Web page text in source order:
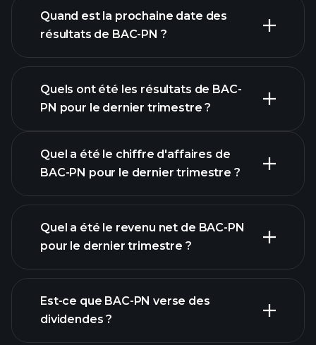
BAC-PN
Quand est la prochaine date des
résultats de BAC-PN ?
Quels ont été les résultats de BAC-
PN pour le dernier trimestre ?
les bénéfices de BAC-
PN
Quel a été le chiffre d'affaires de
BAC-PN pour le dernier trimestre ?
rapports financiers
Quel a été le revenu net de BAC-PN
pour le dernier trimestre ?
Est-ce que BAC-PN verse des
dividendes ?